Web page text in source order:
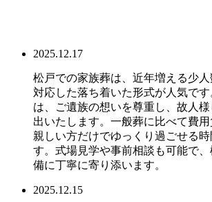
2025.12.17
松戸での家族葬は、近年増える少
対応した落ち着いた形式が人気で
は、ご遺族の想いを尊重し、故人
出いたします。一般葬に比べて費用
親しい方だけでゆっくり過ごせる
す。式場見学や事前相談も可能で
備に丁寧に寄り添います。
2025.12.15